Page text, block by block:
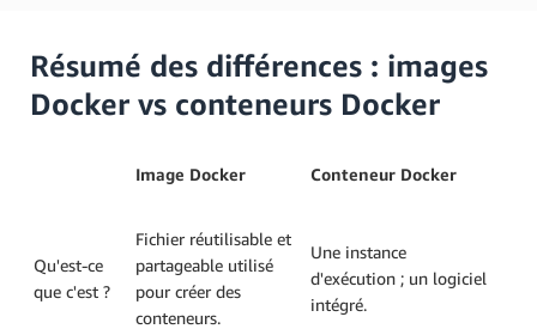
Résumé des différences : images
Docker vs conteneurs Docker
Image Docker Conteneur Docker
Qu'est-ce
que c'est ?
Fichier réutilisable et
partageable utilisé
pour créer des
conteneurs.
Une instance
d'exécution ; un logiciel
intégré.